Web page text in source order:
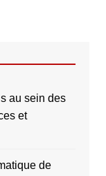
au sein des
et
de